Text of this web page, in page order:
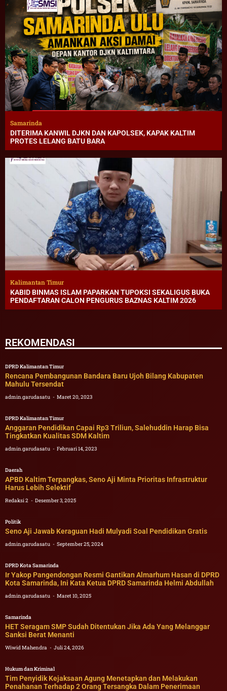
Samarinda
DITERIMA KANWIL DJKN DAN KAPOLSEK, KAPAK KALTIM
PROTES LELANG BATU BARA
Kalimantan Timur
KABID BINMAS ISLAM PAPARKAN TUPOKSI SEKALIGUS BUKA
PENDAFTARAN CALON PENGURUS BAZNAS KALTIM 2026
REKOMENDASI
DPRD Kalimantan Timur
Rencana Pembangunan Bandara Baru Ujoh Bilang Kabupaten
Mahulu Tersendat
admin.garudasatu Maret 20, 2023
DPRD Kalimantan Timur
Anggaran Pendidikan Capai Rp3 Triliun, Salehuddin Harap Bisa
Tingkatkan Kualitas SDM Kaltim
admin.garudasatu Februari 14, 2023
Daerah
APBD Kaltim Terpangkas, Seno Aji Minta Prioritas Infrastruktur
Harus Lebih Selektif
Redaksi 2 Desember 3, 2025
Politik
Seno Aji Jawab Keraguan Hadi Mulyadi Soal Pendidikan Gratis
admin.garudasatu September 25, 2024
DPRD Kota Samarinda
Ir Yakop Pangendongan Resmi Gantikan Almarhum Hasan di DPRD
Kota Samarinda, Ini Kata Ketua DPRD Samarinda Helmi Abdullah
admin.garudasatu Maret 10, 2025
Samarinda
HET Seragam SMP Sudah Ditentukan Jika Ada Yang Melanggar
Sanksi Berat Menanti
Wiwid Mahendra Juli 24, 2026
Hukum dan Kriminal
Tim Penyidik Kejaksaan Agung Menetapkan dan Melakukan
Penahanan Terhadap 2 Orang Tersangka Dalam Penerimaan